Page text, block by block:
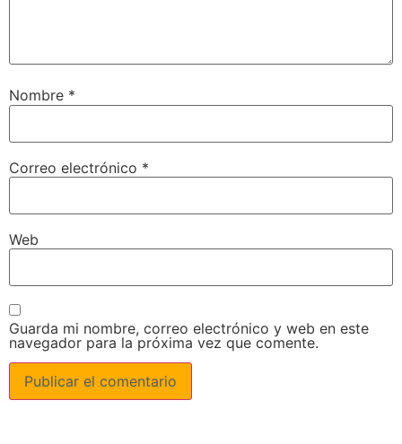
Nombre *
Correo electrónico *
Web
Guarda mi nombre, correo electrónico y web en este
navegador para la próxima vez que comente.